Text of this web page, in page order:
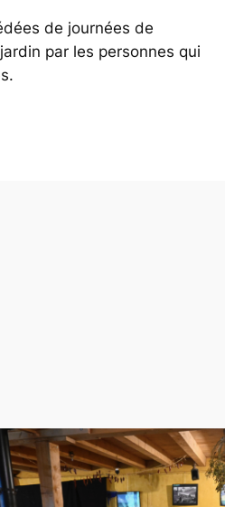
de journées de
par les personnes qui